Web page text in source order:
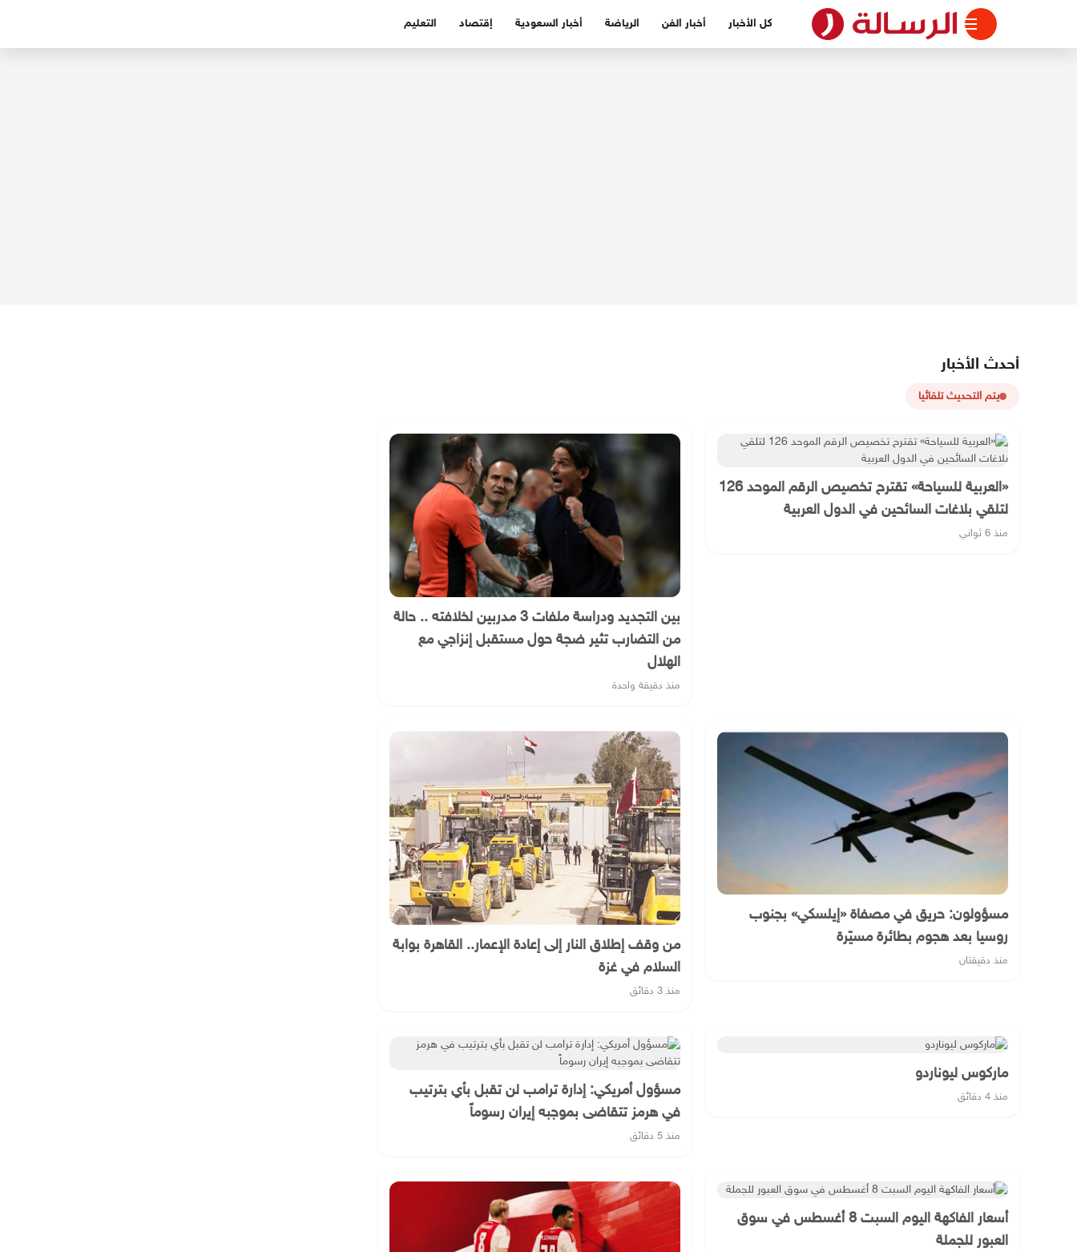
كل الأخبار أخبار الفن الرياضة أخبار السعودية إقتصاد التعليم
أحدث الأخبار
يتم التحديث تلقائيا
«العربية للسياحة» تقترح تخصيص الرقم الموحد 126
لتلقي بلاغات السائحين في الدول العربية
منذ 6 ثواني
بين التجديد ودراسة ملفات 3 مدربين لخلافته .. حالة
من التضارب تثير ضجة حول مستقبل إنزاجي مع
الهلال
منذ دقيقة واحدة
مسؤولون: حريق في مصفاة «إيلسكي» بجنوب
روسيا بعد هجوم بطائرة مسيّرة
منذ دقيقتان
من وقف إطلاق النار إلى إعادة الإعمار.. القاهرة بوابة
السلام في غزة
منذ 3 دقائق
ماركوس ليوناردو
منذ 4 دقائق
مسؤول أمريكي: إدارة ترامب لن تقبل بأي بترتيب
في هرمز تتقاضى بموجبه إيران رسوماً
منذ 5 دقائق
أسعار الفاكهة اليوم السبت 8 أغسطس في سوق
العبور للجملة